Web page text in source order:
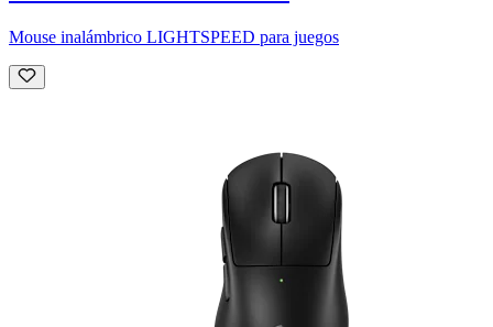
Mouse inalámbrico LIGHTSPEED para juegos